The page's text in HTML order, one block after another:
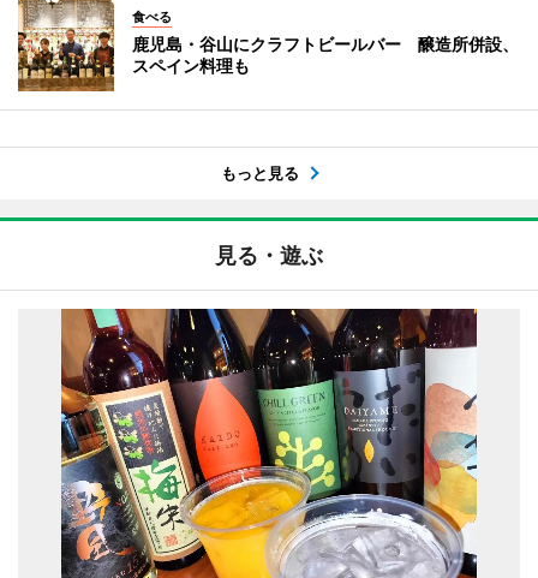
食べる
鹿児島・谷山にクラフトビールバー 醸造所併設、
スペイン料理も
もっと見る
見る・遊ぶ